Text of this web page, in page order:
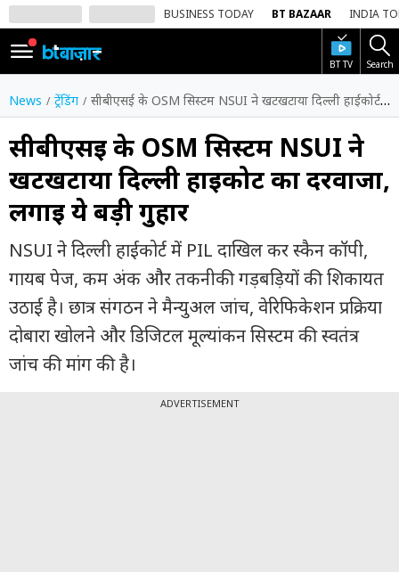
BUSINESS TODAY BT BAZAAR INDIA
BT TV Search
SIGN
IN
Dark
Mode
होम
शेयर
बाज़ार
वीडियो
ट्रेंडिंग
बिजनेस
न्यूज
News ट्रेंडिंग सीबीएसई के OSM सिस्टम NSUI ने खटखटाया दिल्ली हाईकोर्ट का दरवाजा, लगाई ये बड़ी गुहार
सीबीएसई के OSM सिस्टम NSUI ने
खटखटाया दिल्ली हाईकोर्ट का दरवाजा,
लगाई ये बड़ी गुहार
NSUI ने दिल्ली हाईकोर्ट में PIL दाखिल कर स्कैन कॉपी,
गायब पेज, कम अंक और तकनीकी गड़बड़ियों की शिकायत
उठाई है। छात्र संगठन ने मैन्युअल जांच, वेरिफिकेशन प्रक्रिया
दोबारा खोलने और डिजिटल मूल्यांकन सिस्टम की स्वतंत्र
जांच की मांग की है।
ADVERTISEMENT